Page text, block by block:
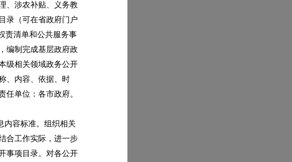
、涉农补贴、义务教
录（可在省政府门户
责清单和公共服务事
编制完成基层政府政
级相关领域政务公开
、内容、依据、时
任单位：各市政府。
容标准。组织相关
合工作实际，进一步
事项目录。对各公开